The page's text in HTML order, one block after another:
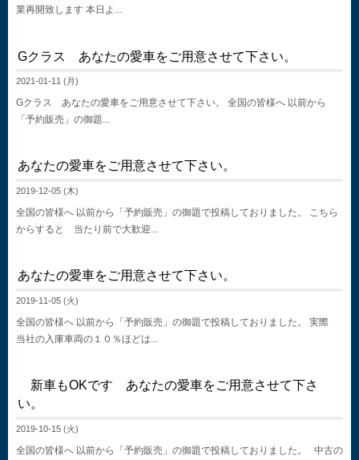
業再開致します 本日よ...
Gクラス あなたの愛車をご用意させて下さい。
2021-01-11 (月)
Gクラス あなたの愛車をご用意させて下さい。 全国の皆様へ 以前から
「予約販売」の御題...
あなたの愛車をご用意させて下さい。
2019-12-05 (木)
全国の皆様へ 以前から「予約販売」の御題で投稿しておりました。 こちら
からすると 当たり前で大歓迎...
あなたの愛車をご用意させて下さい。
2019-11-05 (火)
全国の皆様へ 以前から「予約販売」の御題で投稿しておりました。 実際
当社の入庫車両の１０％ほどは...
新車もOKです あなたの愛車をご用意させて下さ
い。
2019-10-15 (火)
全国の皆様へ 以前から「予約販売」の御題で投稿しておりました。 中古の